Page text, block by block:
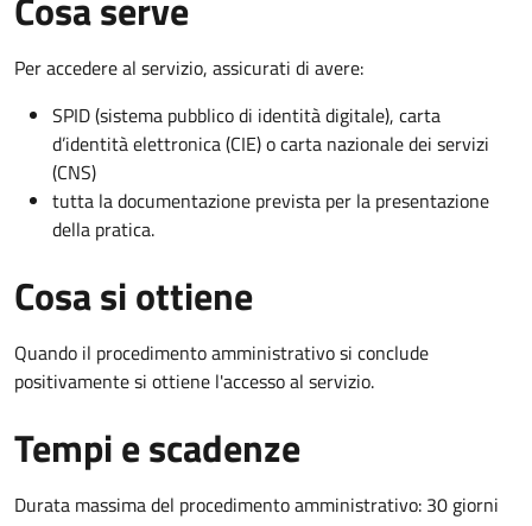
Per accedere al servizio, assicurati di avere:
SPID (sistema pubblico di identità digitale), carta
d’identità elettronica (CIE) o carta nazionale dei servizi
(CNS)
tutta la documentazione prevista per la presentazione
della pratica.
Cosa si ottiene
Quando il procedimento amministrativo si conclude
positivamente si ottiene l'accesso al servizio.
Tempi e scadenze
Durata massima del procedimento amministrativo: 30 giorni